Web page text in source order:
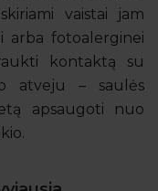
vaistai jam
arba fotoalerginei
kontaktą su
atveju – saulės
apsaugoti nuo